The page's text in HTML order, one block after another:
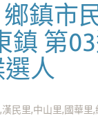
鎮市
鎮 第
人
民里,中山里,國華里,